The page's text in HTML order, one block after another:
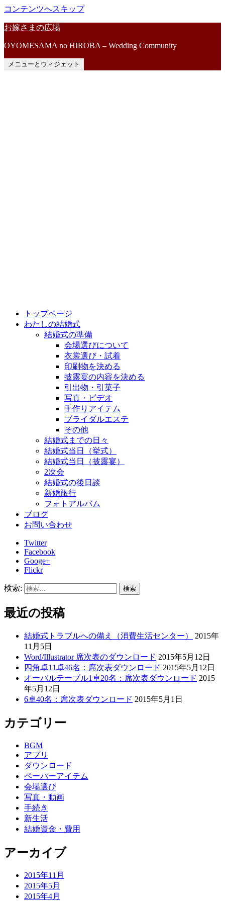
コンテンツへスキップ
お嫁さまの広場
OYOMESAMA no HIROBA – Wedding Community
メニューとウィジェット
トップページ
わたしの結婚式
結婚式の準備
会場選びについて
衣裳選び・試着
印刷物を決める
披露宴の内容を決める
引出物・引菓子
写真・ビデオ
手作りアイテム
ブライダルエステ
その他
結婚式までの日々
結婚式当日（挙式）
結婚式当日（披露宴）
2次会
結婚式の後日談
新婚旅行
フォトアルバム
ブログ
お問い合わせ
Twitter
Facebook
Googe+
Flickr
検索:
最近の投稿
結婚式トラブルへの備え（消費生活センター）
2015年
11月5日
Word/Illustrator 席次表のダウンロード 2015年5月12日
四角卓11卓46名：席次表ダウンロード 2015年5月12日
オーバルテーブル1卓20名：席次表ダウンロード 2015
年5月12日
6卓40名：席次表ダウンロード 2015年5月1日
カテゴリー
BGM
アプリ
ダウンロード
ペーパーアイテム
会場選び
写真・動画
手続き
新生活
結婚資金・費用
アーカイブ
2015年11月
2015年5月
2015年4月